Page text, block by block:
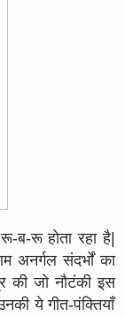
ब-रू होता रहा है|
अनर्गल संदर्भों का
जो नौटंकी इस
ये गीत-पंक्तियाँ